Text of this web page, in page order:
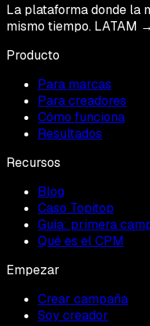
La plataforma donde la
mismo tiempo. LATAM
Producto
Para marcas
Para creadores
Cómo funciona
Resultados
Recursos
Blog
Caso Topitop
Guía: primera
Qué es el CPM
Empezar
Crear campaña
Soy creador